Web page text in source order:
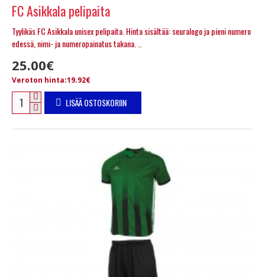
FC Asikkala pelipaita
Tyylikäs FC Asikkala unisex pelipaita. Hinta sisältää: seuralogo ja pieni numero
edessä, nimi- ja numeropainatus takana. ..
25.00€
Veroton hinta:19.92€
LISÄÄ OSTOSKORIIN